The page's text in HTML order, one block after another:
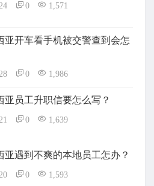
0 1,571
亚开车看手机被交警查到会怎
0 1,986
亚员工升职信要怎么写？
0 1,639
亚遇到不爽的本地员工怎办？
0 1,593